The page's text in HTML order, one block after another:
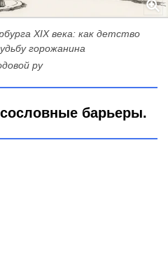
XIX века: как детство
горожанина
ру
барьеры.